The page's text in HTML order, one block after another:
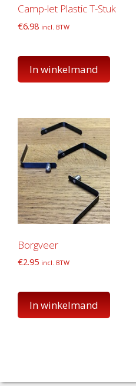
Camp-let Plastic T-Stuk
€6.98 incl. BTW
In winkelmand
Borgveer
€2.95 incl. BTW
In winkelmand